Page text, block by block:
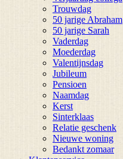
Trouwdag
50 jarige Abraham
50 jarige Sarah
Vaderdag
Moederdag
Valentijnsdag
Jubileum
Pensioen
Naamdag
Kerst
Sinterklaas
Relatie geschenk
Nieuwe woning
Bedankt zomaar